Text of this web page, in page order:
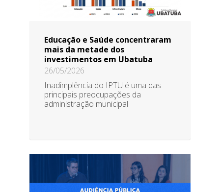
Educação e Saúde concentraram
mais da metade dos
investimentos em Ubatuba
26/05/2026
Inadimplência do IPTU é uma das
principais preocupações da
administração municipal